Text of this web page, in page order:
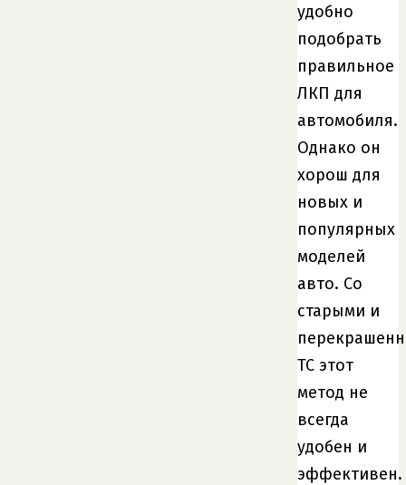
удобно
подобрать
правильное
ЛКП для
автомобиля.
Однако он
хорош для
новых и
популярных
моделей
авто. Со
старыми и
ТС этот
метод не
всегда
удобен и
эффективен.